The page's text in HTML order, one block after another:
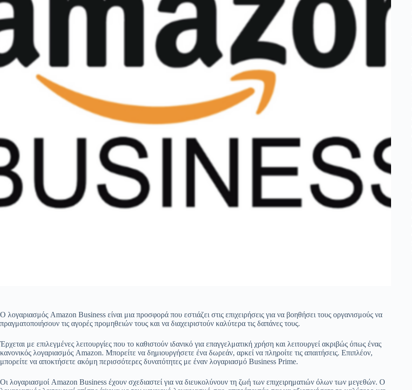
Ο λογαριασμός Amazon Business είναι μια προσφορά που εστιάζει στις επιχειρήσεις για να βοηθήσει τους οργανισμούς να
πραγματοποιήσουν τις αγορές προμηθειών τους και να διαχειριστούν καλύτερα τις δαπάνες τους.
Έρχεται με επιλεγμένες λειτουργίες που το καθιστούν ιδανικό για επαγγελματική χρήση και λειτουργεί ακριβώς όπως ένας
κανονικός λογαριασμός Amazon. Μπορείτε να δημιουργήσετε ένα δωρεάν, αρκεί να πληροίτε τις απαιτήσεις. Επιπλέον,
μπορείτε να αποκτήσετε ακόμη περισσότερες δυνατότητες με έναν λογαριασμό Business Prime.
Οι λογαριασμοί Amazon Business έχουν σχεδιαστεί για να διευκολύνουν τη ζωή των επιχειρηματιών όλων των μεγεθών. Ο